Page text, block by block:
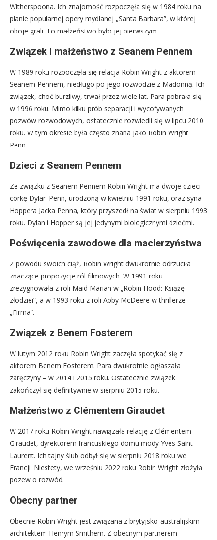
Witherspoona. Ich znajomość rozpoczęła się w 1984 roku na
planie popularnej opery mydlanej „Santa Barbara”, w której
oboje grali. To małżeństwo było jej pierwszym.
Związek i małżeństwo z Seanem Pennem
W 1989 roku rozpoczęła się relacja Robin Wright z aktorem
Seanem Pennem, niedługo po jego rozwodzie z Madonną. Ich
związek, choć burzliwy, trwał przez wiele lat. Para pobrała się
w 1996 roku. Mimo kilku prób separacji i wycofywanych
pozwów rozwodowych, ostatecznie rozwiedli się w lipcu 2010
roku. W tym okresie była często znana jako Robin Wright
Penn.
Dzieci z Seanem Pennem
Ze związku z Seanem Pennem Robin Wright ma dwoje dzieci:
córkę Dylan Penn, urodzoną w kwietniu 1991 roku, oraz syna
Hoppera Jacka Penna, który przyszedł na świat w sierpniu 1993
roku. Dylan i Hopper są jej jedynymi biologicznymi dziećmi.
Poświęcenia zawodowe dla macierzyństwa
Z powodu swoich ciąż, Robin Wright dwukrotnie odrzuciła
znaczące propozycje ról filmowych. W 1991 roku
zrezygnowała z roli Maid Marian w „Robin Hood: Książę
złodziei”, a w 1993 roku z roli Abby McDeere w thrillerze
„Firma”.
Związek z Benem Fosterem
W lutym 2012 roku Robin Wright zaczęła spotykać się z
aktorem Benem Fosterem. Para dwukrotnie ogłaszała
zaręczyny – w 2014 i 2015 roku. Ostatecznie związek
zakończył się definitywnie w sierpniu 2015 roku.
Małżeństwo z Clémentem Giraudet
W 2017 roku Robin Wright nawiązała relację z Clémentem
Giraudet, dyrektorem francuskiego domu mody Yves Saint
Laurent. Ich tajny ślub odbył się w sierpniu 2018 roku we
Francji. Niestety, we wrześniu 2022 roku Robin Wright złożyła
pozew o rozwód.
Obecny partner
Obecnie Robin Wright jest związana z brytyjsko-australijskim
architektem Henrym Smithem. Z obecnym partnerem